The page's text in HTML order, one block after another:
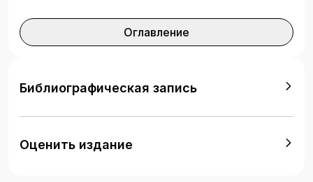
издания — научить студентов использовать
методы проектирования, строительства и
в конкретных инженерно-геологических
уровне с учетом особенностей свойств
грунтов основания и соблюдением
современных требований к охране
Оглавление
Библиографическая запись
Оценить издание